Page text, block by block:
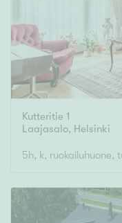
Kutteritie 1
Laajasalo, Helsinki
5h, k, ruokailuhuone,